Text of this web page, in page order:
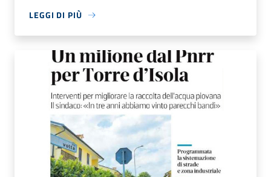
LEGGI DI PIÙ